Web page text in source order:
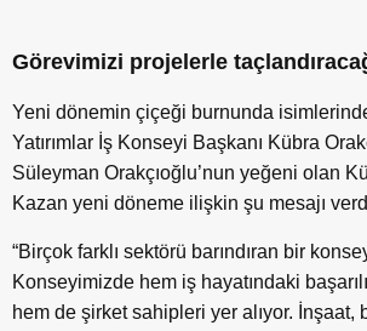
Görevimizi projelerle
Yeni dönemin çiçeği burnunda
Yatırımlar İş Konseyi Başkanı Kübra
Süleyman Orakçıoğlu’nun yeğeni olan
Kazan yeni döneme ilişkin şu mesajı
“Birçok farklı sektörü barındıran bir
Konseyimizde hem iş hayatındaki
hem de şirket sahipleri yer alıyor. İnşaat,